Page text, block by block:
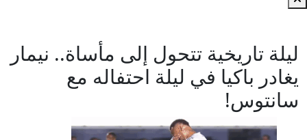
ليلة تاريخية تتحول إلى مأساة.. نيمار
يغادر باكيا في ليلة احتفاله مع
سانتوس!